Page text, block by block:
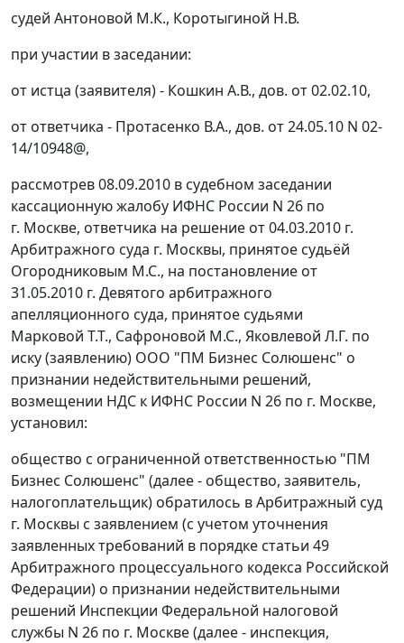
судей Антоновой М.К., Коротыгиной Н.В.
при участии в заседании:
от истца (заявителя) - Кошкин А.В., дов. от 02.02.10,
от ответчика - Протасенко В.А., дов. от 24.05.10 N 02-
14/10948@,
рассмотрев 08.09.2010 в судебном заседании
кассационную жалобу ИФНС России N 26 по
г. Москве, ответчика на решение от 04.03.2010 г.
Арбитражного суда г. Москвы, принятое судьёй
Огородниковым М.С., на постановление от
31.05.2010 г. Девятого арбитражного
апелляционного суда, принятое судьями
Марковой Т.Т., Сафроновой М.С., Яковлевой Л.Г. по
иску (заявлению) ООО "ПМ Бизнес Солюшенс" о
признании недействительными решений,
возмещении НДС к ИФНС России N 26 по г. Москве,
установил:
общество с ограниченной ответственностью "ПМ
Бизнес Солюшенс" (далее - общество, заявитель,
налогоплательщик) обратилось в Арбитражный суд
г. Москвы с заявлением (с учетом уточнения
заявленных требований в порядке статьи 49
Арбитражного процессуального кодекса Российской
Федерации) о признании недействительными
решений Инспекции Федеральной налоговой
службы N 26 по г. Москве (далее - инспекция,